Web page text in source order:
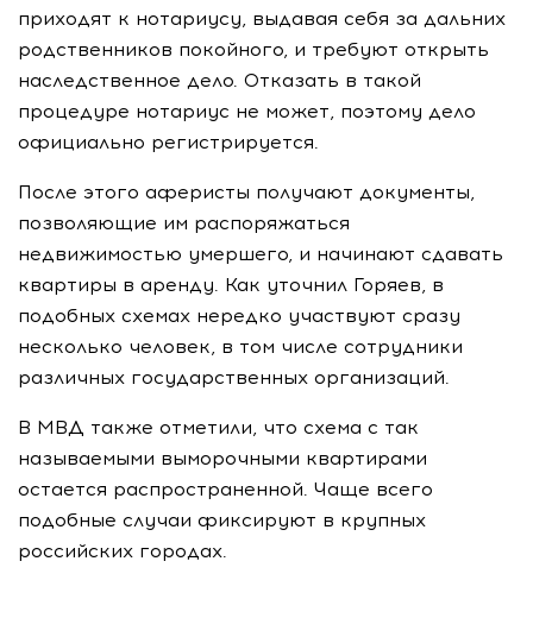
приходят к нотариусу, выдавая себя за дальних
родственников покойного, и требуют открыть
наследственное дело. Отказать в такой
процедуре нотариус не может, поэтому дело
официально регистрируется.
После этого аферисты получают документы,
позволяющие им распоряжаться
недвижимостью умершего, и начинают сдавать
квартиры в аренду. Как уточнил Горяев, в
подобных схемах нередко участвуют сразу
несколько человек, в том числе сотрудники
различных государственных организаций.
В МВД также отметили, что схема с так
называемыми выморочными квартирами
остается распространенной. Чаще всего
подобные случаи фиксируют в крупных
российских городах.